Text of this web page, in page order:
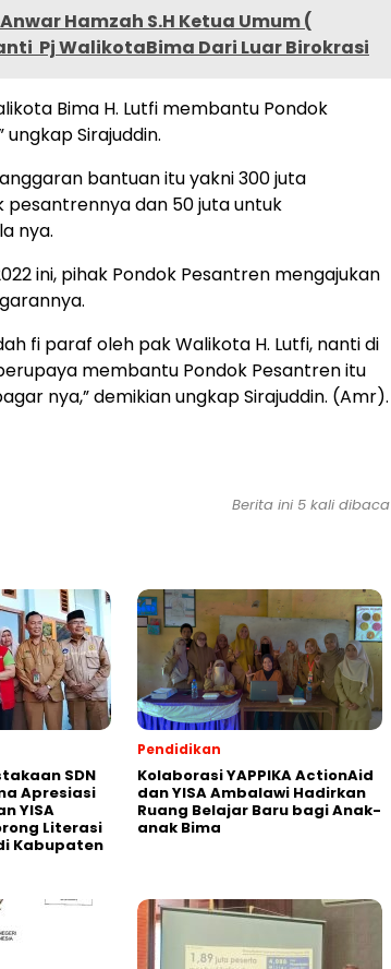
Anwar Hamzah S.H Ketua Umum (
Pj WalikotaBima Dari Luar Birokrasi
Bima H. Lutfi membantu Pondok
Sirajuddin.
bantuan itu yakni 300 juta
dan 50 juta untuk
nya.
ini, pihak Pondok Pesantren mengajukan
fi paraf oleh pak Walikota H. Lutfi, nanti di
membantu Pondok Pesantren itu
nya,” demikian ungkap Sirajuddin. (Amr).
Berita ini 5 kali dibaca
SDN
Apresiasi
YISA
Literasi
Kabupaten
Pendidikan
Kolaborasi YAPPIKA ActionAid
dan YISA Ambalawi Hadirkan
Ruang Belajar Baru bagi Anak-
anak Bima